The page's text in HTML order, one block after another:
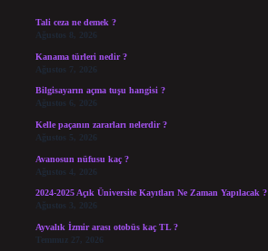
Tali ceza ne demek ?
Ağustos 8, 2026
Kanama türleri nedir ?
Ağustos 7, 2026
Bilgisayarın açma tuşu hangisi ?
Ağustos 6, 2026
Kelle paçanın zararları nelerdir ?
Ağustos 5, 2026
Avanosun nüfusu kaç ?
Ağustos 4, 2026
2024-2025 Açık Üniversite Kayıtları Ne Zaman Yapılacak ?
Ağustos 3, 2026
Ayvalık İzmir arası otobüs kaç TL ?
Temmuz 27, 2026